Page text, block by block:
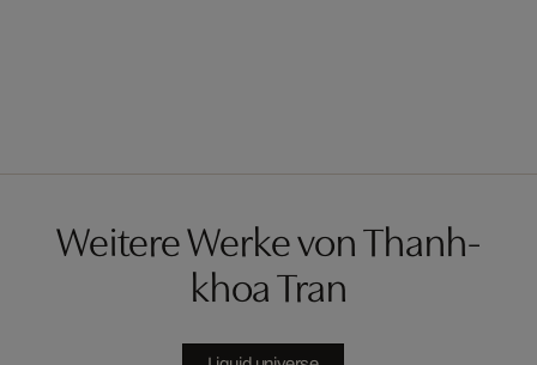
Weitere Werke von Thanh-
khoa Tran